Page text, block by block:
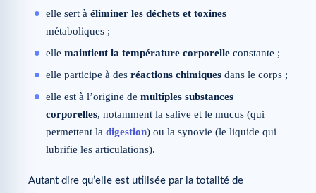
elle sert à éliminer les déchets et toxines
métaboliques ;
elle maintient la température corporelle constante ;
elle participe à des réactions chimiques dans le corps ;
elle est à l’origine de multiples substances
corporelles, notamment la salive et le mucus (qui
permettent la digestion) ou la synovie (le liquide qui
lubrifie les articulations).
Autant dire qu’elle est utilisée par la totalité de